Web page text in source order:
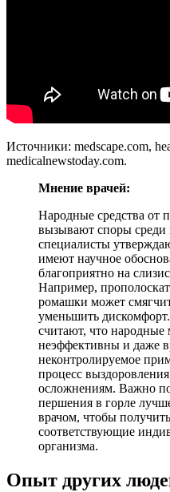
Источники: medscape.com,
medicalnewstoday.com.
Мнение врачей:
Народные средства от
вызывают споры среди
специалисты
имеют научное
благоприятно на
Например,
ромашки может
уменьшить
считают, что
неэффективны и даже
неконтролируемое
процесс
осложнениям. Важно
першения в горле
врачом, чтобы
соответствующие
организма.
Опыт других